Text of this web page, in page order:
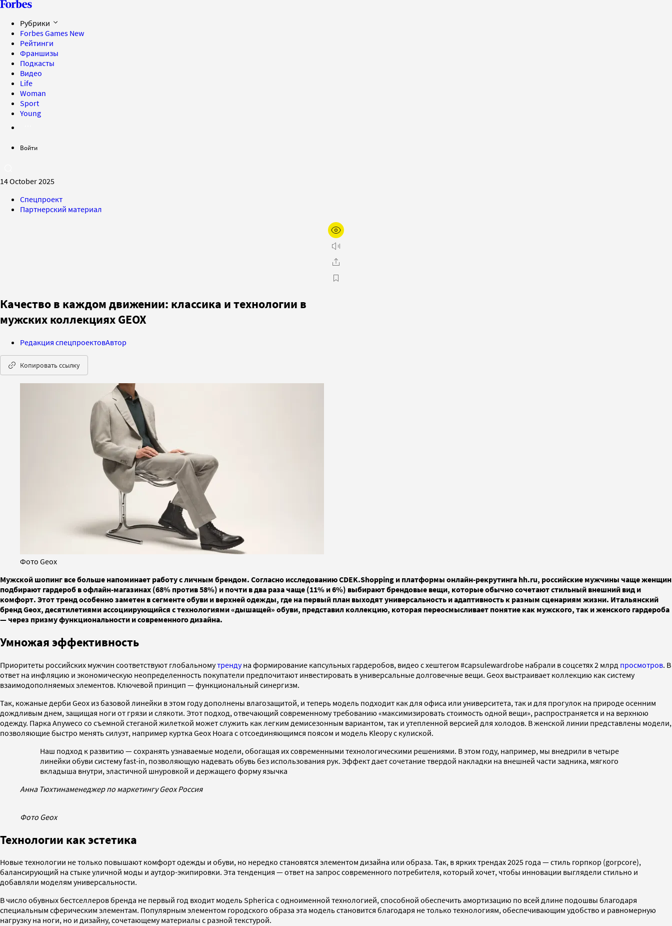
Рубрики
Forbes Games New
Рейтинги
Франшизы
Подкасты
Видео
Life
Woman
Sport
Young
Войти
14 October 2025
Спецпроект
Партнерский материал
Качество в каждом движении: классика и технологии в
мужских коллекциях GEOX
Редакция спецпроектовАвтор
Копировать ссылку
Фото Geox
Мужской шопинг все больше напоминает работу с личным брендом. Согласно исследованию CDEK.Shopping и платформы онлайн-рекрутинга hh.ru, российские мужчины чаще женщин
подбирают гардероб в офлайн-магазинах (68% против 58%) и почти в два раза чаще (11% и 6%) выбирают брендовые вещи, которые обычно сочетают стильный внешний вид и
комфорт. Этот тренд особенно заметен в сегменте обуви и верхней одежды, где на первый план выходят универсальность и адаптивность к разным сценариям жизни. Итальянский
бренд Geox, десятилетиями ассоциирующийся с технологиями «дышащей» обуви, представил коллекцию, которая переосмысливает понятие как мужского, так и женского гардероба
— через призму функциональности и современного дизайна.
Умножая эффективность
Приоритеты российских мужчин соответствуют глобальномутрендуна формирование капсульных гардеробов, видео с хештегом #capsulewardrobe набрали в соцсетях 2 млрд просмотров. В
ответ на инфляцию и экономическую неопределенность покупатели предпочитают инвестировать в универсальные долговечные вещи. Geox выстраивает коллекцию как систему
взаимодополняемых элементов. Ключевой принцип — функциональный синергизм.
Так, кожаные дерби Geox из базовой линейки в этом году дополнены влагозащитой, и теперь модель подходит как для офиса или университета, так и для прогулок на природе осенним
дождливым днем, защищая ноги от грязи и слякоти. Этот подход, отвечающий современному требованию «максимизировать стоимость одной вещи», распространяется и на верхнюю
одежду. Парка Anyweco со съемной стеганой жилеткой может служить как легким демисезонным вариантом, так и утепленной версией для холодов. В женской линии представлены модели,
позволяющие быстро менять силуэт, например куртка Geox Hoara с отсоединяющимся поясом и модель Kleopy с кулиской.
Наш подход к развитию — сохранять узнаваемые модели, обогащая их современными технологическими решениями. В этом году, например, мы внедрили в четыре
линейки обуви систему fast-in, позволяющую надевать обувь без использования рук. Эффект дает сочетание твердой накладки на внешней части задника, мягкого
вкладыша внутри, эластичной шнуровкой и держащего форму язычка
Анна Тюхтинаменеджер по маркетингу Geox Россия
Фото Geox
Технологии как эстетика
Новые технологии не только повышают комфорт одежды и обуви, но нередко становятся элементом дизайна или образа. Так, в ярких трендах 2025 года — стиль горпкор (gorpcore),
балансирующий на стыке уличной моды и аутдор-экипировки. Эта тенденция — ответ на запрос современного потребителя, который хочет, чтобы инновации выглядели стильно и
добавляли моделям универсальности.
В число обувных бестселлеров бренда не первый год входит модель Spherica с одноименной технологией, способной обеспечить амортизацию по всей длине подошвы благодаря
специальным сферическим элементам. Популярным элементом городского образа эта модель становится благодаря не только технологиям, обеспечивающим удобство и равномерную
нагрузку на ноги, но и дизайну, сочетающему материалы с разной текстурой.